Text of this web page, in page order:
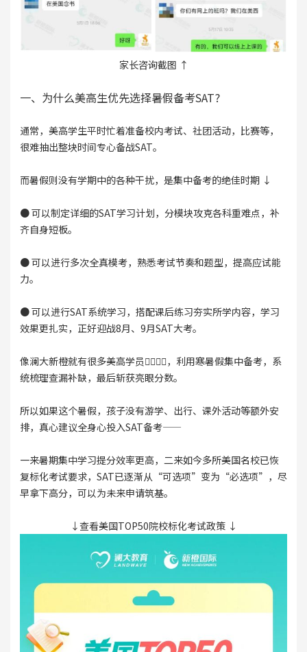
家长咨询截图 ↑
一、为什么美高生优先选择暑假备考SAT?
通常，美高学生平时忙着准备校内考试、社团活动，比赛等，
很难抽出整块时间专心备战SAT。
而暑假则没有学期中的各种干扰，是集中备考的绝佳时期 ↓
● 可以制定详细的SAT学习计划，分模块攻克各科重难点，补
齐自身短板。
● 可以进行多次全真模考，熟悉考试节奏和题型，提高应试能
力。
● 可以进行SAT系统学习，搭配课后练习夯实所学内容，学习
效果更扎实，正好迎战8月、9月SAT大考。
像澜大新橙就有很多美高学员🙆‍♂️🙆‍♀️，利用寒暑假集中备考，系
统梳理查漏补缺，最后斩获亮眼分数。
所以如果这个暑假，孩子没有游学、出行、课外活动等额外安
排，真心建议全身心投入SAT备考——
一来暑期集中学习提分效率更高，二来如今多所美国名校已恢
复标化考试要求，SAT已逐渐从“可选项”变为“必选项”，尽
早拿下高分，可以为未来申请筑基。
↓查看美国TOP50院校标化考试政策 ↓